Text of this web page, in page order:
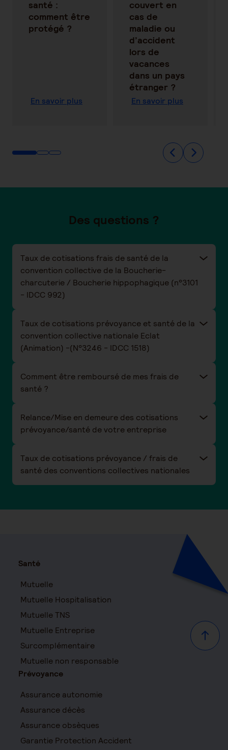
santé :
comment être
protégé ?
En savoir plus
couvert en
cas de
maladie ou
d’accident
lors de
vacances
dans un pays
étranger ?
En savoir plus
Des questions ?
Taux de cotisations frais de santé de la
convention collective de la Boucherie-
charcuterie / Boucherie hippophagique (n°3101
- IDCC 992)
Taux de cotisations prévoyance et santé de la
convention collective nationale Eclat
(Animation) -(N°3246 - IDCC 1518)
Comment être remboursé de mes frais de
santé ?
Relance/Mise en demeure des cotisations
prévoyance/santé de votre entreprise
Taux de cotisations prévoyance / frais de
santé des conventions collectives nationales
Haut
Santé
Mutuelle
Mutuelle Hospitalisation
Mutuelle TNS
Mutuelle Entreprise
Surcomplémentaire
Mutuelle non responsable
Prévoyance
Assurance autonomie
Assurance décès
Assurance obsèques
Garantie Protection Accident